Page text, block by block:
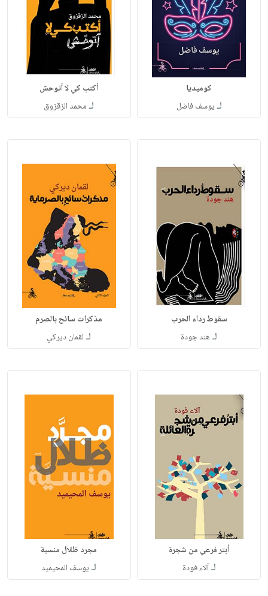
كوميديا
لـ يوسف فاضل
أكتب كي لا أتوحش
لـ محمد الزقزوق
سقوط رداء الحرب
لـ هند جودة
مذكرات سائح بالصرم
لـ لقمان ديركي
أبتر فرعي من شجرة
لـآلاء فودة
مجرد ظلال منسية
لـ يوسف المحيميد